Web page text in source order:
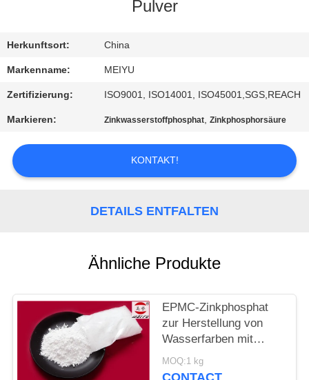
KONTAKT
MIT
UNS
BITTE
UM
PRIVACY
POLICY
Pulver
Herkunftsort: China
Markenname: MEIYU
Zertifizierung: ISO9001, ISO14001, ISO45001,SGS,REACH
Markieren: Zinkwasserstoffphosphat,Zinkphosphorsäure
KONTAKT!
DETAILS ENTFALTEN
Ähnliche Produkte
EPMC-Zinkphosphat
zur Herstellung von
Wasserfarben mit
niedrigem
Schwermetallgehalt an
MOQ:1 kg
CONTACT